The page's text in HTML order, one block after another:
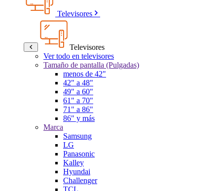
Televisores
Televisores
Ver todo en televisores
Tamaño de pantalla (Pulgadas)
menos de 42"
42" a 48"
49" a 60"
61" a 70"
71" a 86"
86" y más
Marca
Samsung
LG
Panasonic
Kalley
Hyundai
Challenger
TCL